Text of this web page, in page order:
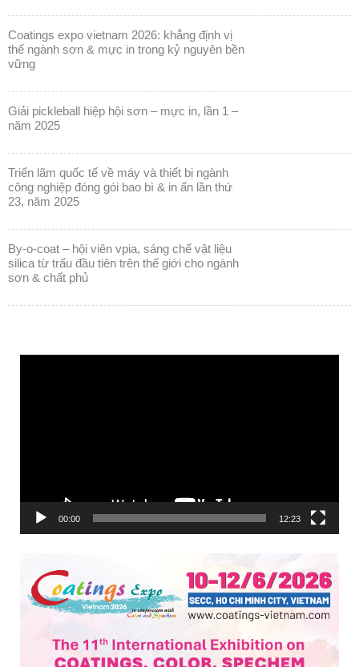
coatings expo vietnam 2026: khẳng định vị
thế ngành sơn & mực in trong kỷ nguyên bền
vững
giải pickleball hiệp hội sơn – mực in, lần 1 –
năm 2025
triển lãm quốc tế về máy và thiết bị ngành
công nghiệp đóng gói bao bì & in ấn lần thứ
23, năm 2025
by-o-coat – hội viên vpia, sáng chế vật liệu
silica từ trấu đầu tiên trên thế giới cho ngành
sơn & chất phủ
00:00 12:23